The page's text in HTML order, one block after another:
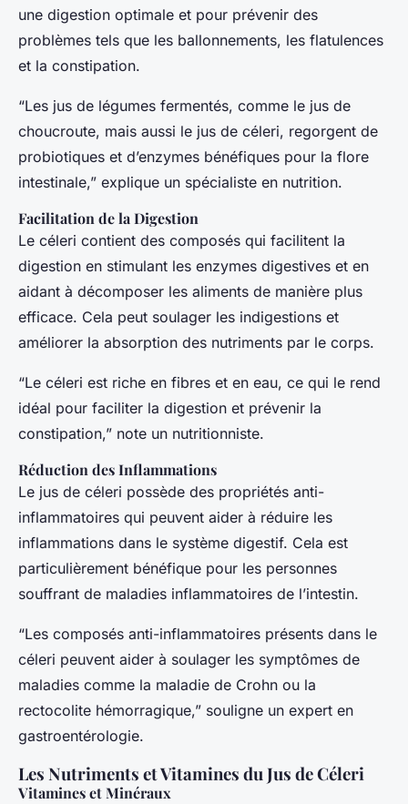
une digestion optimale et pour prévenir des
problèmes tels que les ballonnements, les flatulences
et la constipation.
“Les jus de légumes fermentés, comme le jus de
choucroute, mais aussi le jus de céleri, regorgent de
probiotiques et d’enzymes bénéfiques pour la flore
intestinale,” explique un spécialiste en nutrition.
Facilitation de la Digestion
Le céleri contient des composés qui facilitent la
digestion en stimulant les enzymes digestives et en
aidant à décomposer les aliments de manière plus
efficace. Cela peut soulager les indigestions et
améliorer la absorption des nutriments par le corps.
“Le céleri est riche en fibres et en eau, ce qui le rend
idéal pour faciliter la digestion et prévenir la
constipation,” note un nutritionniste.
Réduction des Inflammations
Le jus de céleri possède des propriétés anti-
inflammatoires qui peuvent aider à réduire les
inflammations dans le système digestif. Cela est
particulièrement bénéfique pour les personnes
souffrant de maladies inflammatoires de l’intestin.
“Les composés anti-inflammatoires présents dans le
céleri peuvent aider à soulager les symptômes de
maladies comme la maladie de Crohn ou la
rectocolite hémorragique,” souligne un expert en
gastroentérologie.
Les Nutriments et Vitamines du Jus de Céleri
Vitamines et Minéraux